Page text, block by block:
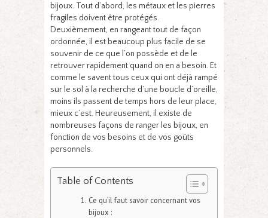
bijoux. Tout d’abord, les métaux et les pierres
fragiles doivent être protégés.
Deuxièmement, en rangeant tout de façon
ordonnée, il est beaucoup plus facile de se
souvenir de ce que l’on possède et de le
retrouver rapidement quand on en a besoin. Et
comme le savent tous ceux qui ont déjà rampé
sur le sol à la recherche d’une boucle d’oreille,
moins ils passent de temps hors de leur place,
mieux c’est. Heureusement, il existe de
nombreuses façons de ranger les bijoux, en
fonction de vos besoins et de vos goûts
personnels.
Table of Contents
Ce qu’il faut savoir concernant vos
bijoux :